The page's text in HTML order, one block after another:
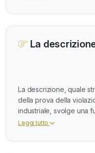
La
La descrizione, quale
della prova della
industriale, svolge una
Leggi tutto